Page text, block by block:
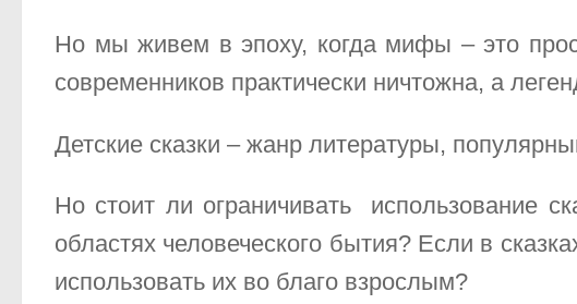
Но мы живем в эпоху, когда мифы – это
современников практически ничтожна, а
Детские сказки – жанр литературы,
Но стоит ли ограничивать использование
областях человеческого бытия? Если в
использовать их во благо взрослым?